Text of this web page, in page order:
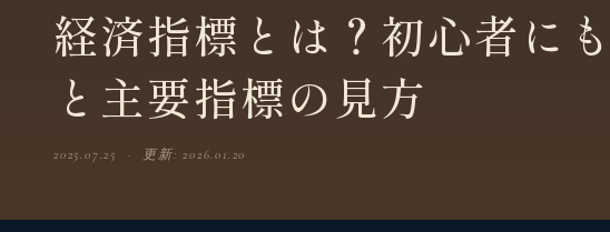
経済指標とは？初心者に
と主要指標の見方
2025.07.25 · 更新: 2026.01.20